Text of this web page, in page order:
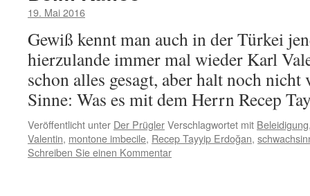
19. Mai 2016
Gewiß kennt man auch in der Türkei
hierzulande immer mal wieder Karl
schon alles gesagt, aber halt noch
Sinne: Was es mit dem Herrn Recep
Veröffentlicht unter Der PrüglerVerschlagwortet mit Beleidigung
Valentin, montone imbecile, Recep Tayyip Erdoğan,
Schreiben Sie einen Kommentar